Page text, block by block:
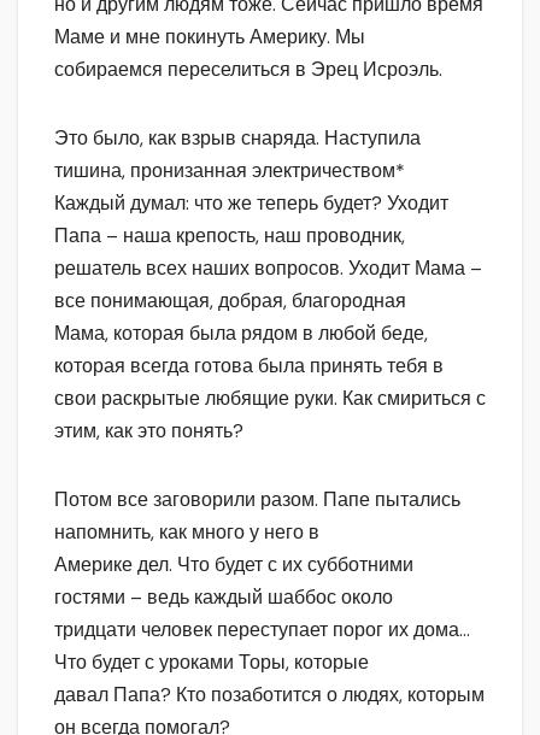
Маме и мне покинуть Америку. Мы
собираемся переселиться в Эрец Исроэль.
Это было, как взрыв снаряда. Наступила
тишина, пронизанная электричеством*
Каждый думал: что же теперь будет? Уходит
Папа – наша крепость, наш проводник,
решатель всех наших вопросов. Уходит Мама –
все понимающая, добрая, благородная
Мама, которая была рядом в любой беде,
которая всегда готова была принять тебя в
свои раскрытые любящие руки. Как смириться с
этим, как это понять?
Потом все заговорили разом. Папе пытались
напомнить, как много у него в
Америке дел. Что будет с их субботними
гостями – ведь каждый шаббос около
тридцати человек переступает порог их дома…
Что будет с уроками Торы, которые
давал Папа? Кто позаботится о людях, которым
он всегда помогал?